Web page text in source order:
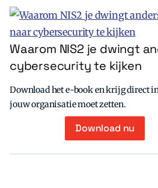
Waarom NIS2 je dwingt
cybersecurity te kijken
Download het e-book en krijg direct
jouw organisatie moet zetten.
Download nu